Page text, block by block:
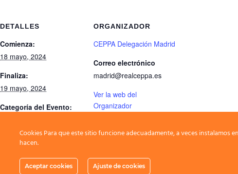
DETALLES
Comienza:
18 mayo, 2024
Finaliza:
19 mayo, 2024
Categoría del Evento:
ORGANIZADOR
CEPPA Delegación Madrid
Correo electrónico
madrid@realceppa.es
Ver la web del
Organizador
Selección de Figurantes Körung Euskadi-Navarra
Cookies Para que este sitio funcione adecuadamente, a veces
hacen.
Aceptar cookies Ajuste de cookies